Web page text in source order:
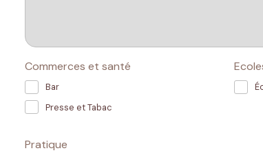
Commerces et santé
Bar
Presse et Tabac
Pratique